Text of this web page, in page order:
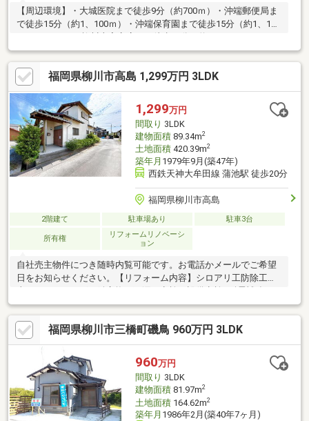
【周辺環境】・大城医院まで徒歩9分（約700ｍ）・沖端郵便局ま
で徒歩15分（約1、100ｍ）・沖端保育園まで徒歩15分（約1、100
ハドラッグ 柳川下宮永店まで徒歩20分（約1、500ｍ）・マルキョ
ウ 柳川店まで徒歩21分（約1、500ｍ）
福岡県柳川市高島 1,299万円 3LDK
1,299万円
間取り 3LDK
建物面積89.34m2
土地面積420.39m2
築年月 1979年9月(築47年)
西鉄天神大牟田線 蒲池駅 徒歩20分
福岡県柳川市高島
2階建て 駐車場あり 駐車3台
所有権
リフォームリノベーシ
ョン
自社売主物件につき随時内覧可能です。お電話かメールでご希望
日をお知らせください。【リフォーム内容】シロアリ工防除工
事、クリーニング、鍵交換、雨漏り点検、設備点検●耐震補強工
事予定駐車場拡張、屋根塗装、外壁塗装、植栽剪定、庭木伐採シ
ステムキッチン交換、ユニットバス交換、トイレ交換、洗面化粧
台交換給湯器交換、インターホン設置、火災警報器設置、照明器
具交換【おすすめポイント】・シロアリ防除工事施工後5年間保
証。・お客様に合わせたローンの組み方や金融機関をご提案。住
宅ローンが初めての方でもお気軽にご相談ください。
福岡県柳川市三橋町磯鳥 960万円 3LDK
960万円
間取り 3LDK
建物面積81.97m2
土地面積164.62m2
築年月 1986年2月(築40年7ヶ月)